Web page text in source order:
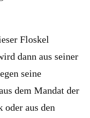
Floskel
dann aus seiner
seine
dem Mandat der
oder aus den